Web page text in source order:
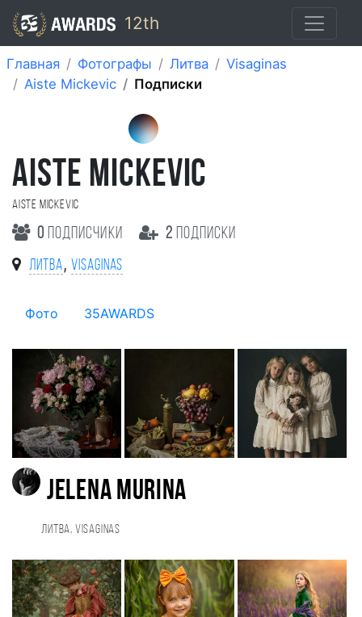
12th
Главная Фотографы Литва
Visaginas
Aiste Mickevic
Подписки
AISTE MICKEVIC
Aiste Mickevic
0 подписчики 2 подписки
Литва, Visaginas
Фото 35AWARDS
Jelena Murina
Литва, Visaginas